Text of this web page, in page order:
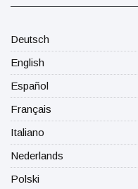
Deutsch
English
Español
Français
Italiano
Nederlands
Polski